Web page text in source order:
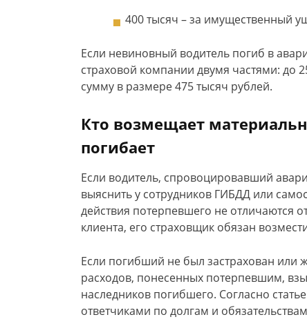
400 тысяч – за имущественный
Если невиновный водитель погиб в
страховой компании двумя частями: до
сумму в размере 475 тысяч рублей.
Кто возмещает
погибает
Если водитель, спровоцировавший
выяснить у сотрудников ГИБДД или
действия потерпевшего не отличаются
клиента, его страховщик обязан
Если погибший не был застрахован или
расходов, понесенных потерпевшим,
наследников погибшего. Согласно
ответчиками по долгам и